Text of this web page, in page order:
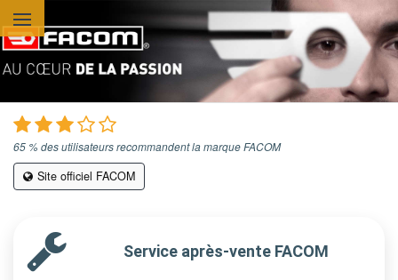
65 % des utilisateurs recommandent la marque FACOM
Site officiel FACOM
Service après-vente FACOM